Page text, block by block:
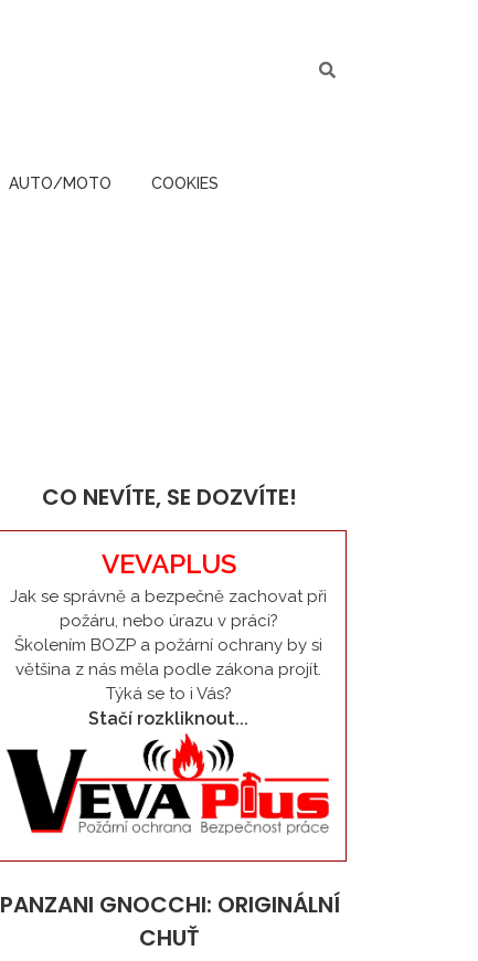
AUTO/MOTO COOKIES
CO NEVÍTE, SE DOZVÍTE!
VEVAPLUS
Jak se správně a bezpečně zachovat při
požáru, nebo úrazu v práci?
Školením BOZP a požární ochrany by si
většina z nás měla podle zákona projít.
Týká se to i Vás?
Stačí rozkliknout...
PANZANI GNOCCHI: ORIGINÁLNÍ
CHUŤ